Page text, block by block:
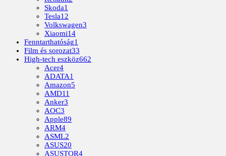
Skoda1
Tesla12
Volkswagen3
Xiaomi14
Fenntarthatóság1
Film és sorozat33
High-tech eszköz662
Acer4
ADATA1
Amazon5
AMD11
Anker3
AOC3
Apple89
ARM4
ASML2
ASUS20
ASUSTOR4